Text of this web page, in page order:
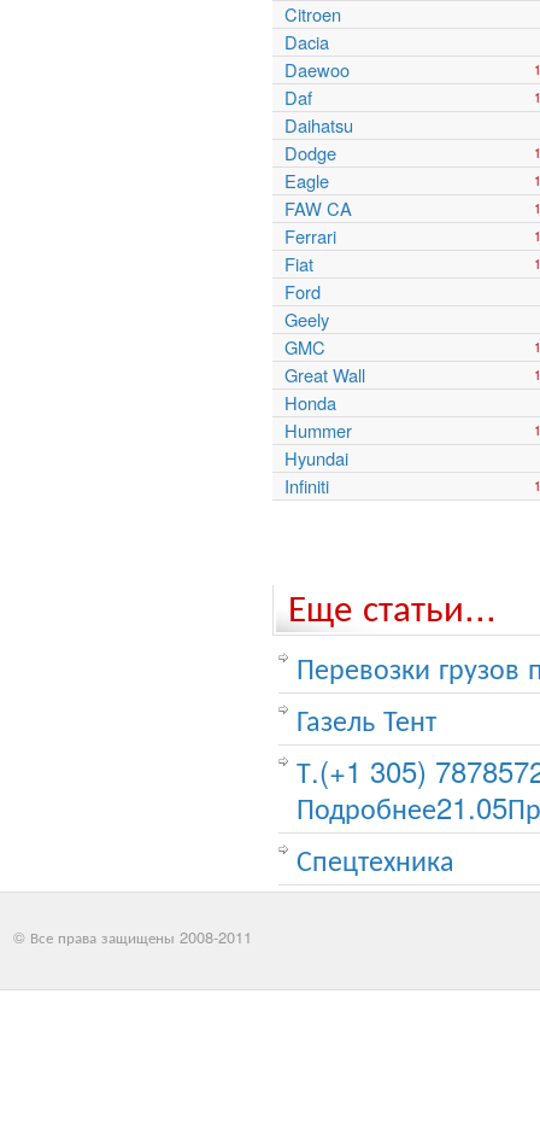
Citroen
Dacia
Daewoo
Daf
Daihatsu
Dodge
Eagle
FAW CA
Ferrari
Fiat
Ford
Geely
GMC
Great Wall
Honda
Hummer
Hyundai
Infiniti
Еще статьи...
Перевозки грузов
Газель Тент
Т.(+1 305)
Спецтехника
© Все права защищены 2008-2011